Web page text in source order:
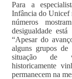
Para a
Infância do Unicef
números
desigualdade
“Apesar do
alguns grupos de
situação de
historicamente
permanecem na